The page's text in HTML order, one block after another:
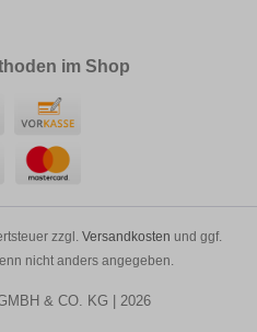
im Shop
zzgl. Versandkosten und ggf.
nicht anders angegeben.
& CO. KG | 2026